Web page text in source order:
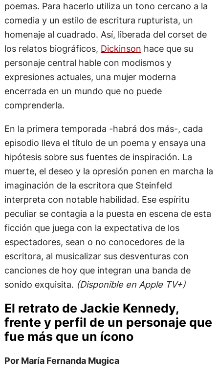
poemas. Para hacerlo utiliza un tono cercano a la
comedia y un estilo de escritura rupturista, un
homenaje al cuadrado. Así, liberada del corset de
los relatos biográficos, Dickinson hace que su
personaje central hable con modismos y
expresiones actuales, una mujer moderna
encerrada en un mundo que no puede
comprenderla.
En la primera temporada -habrá dos más-, cada
episodio lleva el título de un poema y ensaya una
hipótesis sobre sus fuentes de inspiración. La
muerte, el deseo y la opresión ponen en marcha la
imaginación de la escritora que Steinfeld
interpreta con notable habilidad. Ese espíritu
peculiar se contagia a la puesta en escena de esta
ficción que juega con la expectativa de los
espectadores, sean o no conocedores de la
escritora, al musicalizar sus desventuras con
canciones de hoy que integran una banda de
sonido exquisita. (Disponible en Apple TV+)
El retrato de Jackie Kennedy,
frente y perfil de un personaje que
fue más que un ícono
Por María Fernanda Mugica